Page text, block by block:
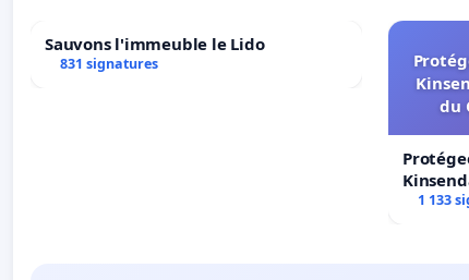
Sauvons l'immeuble le Lido
831 signatures
du
Centre
1 133